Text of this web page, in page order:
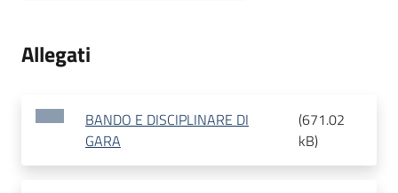
Allegati
BANDO E DISCIPLINARE DI
GARA
(671.02
kB)